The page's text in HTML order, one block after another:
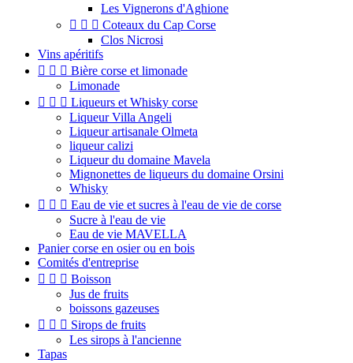
Les Vignerons d'Aghione
   Coteaux du Cap Corse
Clos Nicrosi
Vins apéritifs
   Bière corse et limonade
Limonade
   Liqueurs et Whisky corse
Liqueur Villa Angeli
Liqueur artisanale Olmeta
liqueur calizi
Liqueur du domaine Mavela
Mignonettes de liqueurs du domaine Orsini
Whisky
   Eau de vie et sucres à l'eau de vie de corse
Sucre à l'eau de vie
Eau de vie MAVELLA
Panier corse en osier ou en bois
Comités d'entreprise
   Boisson
Jus de fruits
boissons gazeuses
   Sirops de fruits
Les sirops à l'ancienne
Tapas